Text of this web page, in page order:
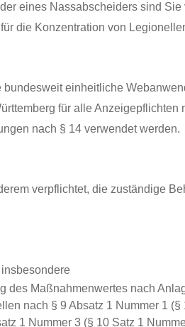
eines Nassabscheiders sind
die Konzentration von
bundesweit einheitliche
für alle
nach § 14 verwendet werden.
verpflichtet, die zuständige
Maßnahmenwertes nach
nach § 9 Absatz 1 Nummer 1
1 Nummer 3 (§ 10 Satz 1